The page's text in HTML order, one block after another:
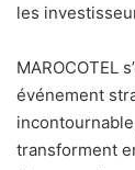
les
MAROCOTEL
événement
transforment